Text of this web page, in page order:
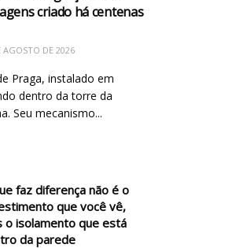
criado há centenas
DE 2026
Praga, instalado em
dentro da torre da
Seu mecanismo...
faz diferença não é o
que você vê,
o isolamento que está
da parede